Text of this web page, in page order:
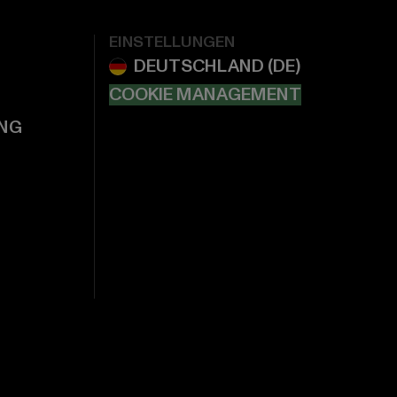
EINSTELLUNGEN
COOKIE MANAGEMENT